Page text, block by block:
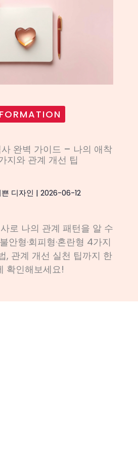
완벽 가이드 – 나의 애착
지와 관계 개선 팁
쁜 디자인 | 2026-06-12
로 나의 관계 패턴을 알 수
안형·회피형·혼란형 4가지
, 관계 개선 실천 팁까지 한
확인해보세요!